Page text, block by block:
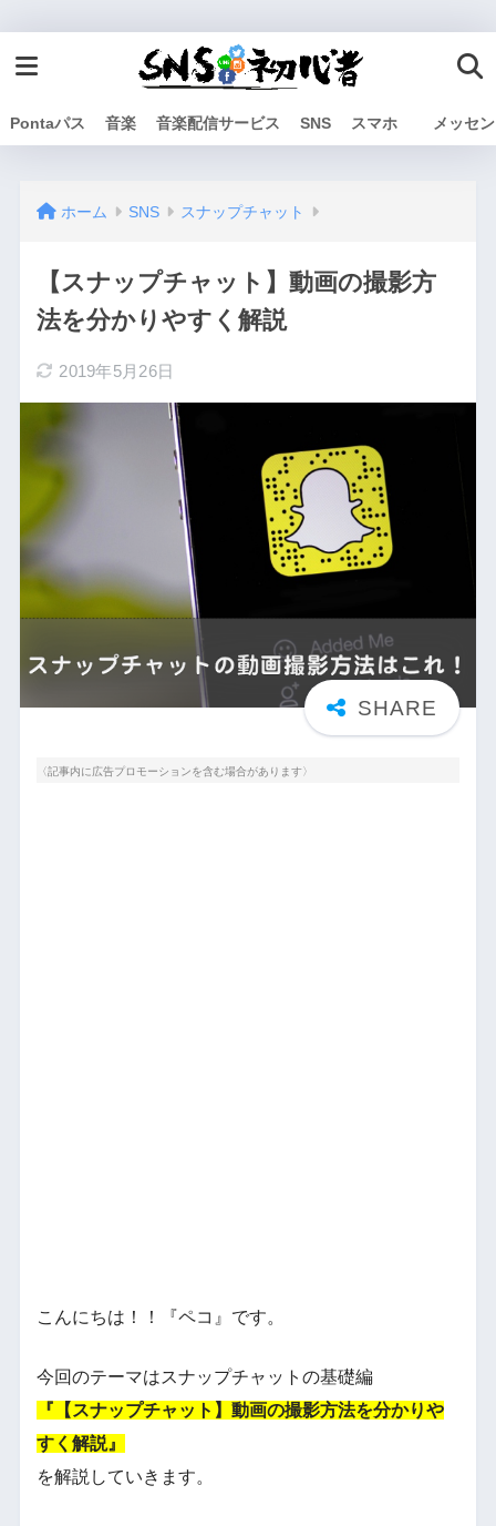
Pontaパス 音楽 音楽配信サービス SNS スマホ メッセ
ホーム SNS スナップチャット
【スナップチャット】動画の撮影方
法を分かりやすく解説
2019年5月26日
〈記事内に広告プロモーションを含む場合があります〉
こんにちは！！『ペコ』です。
今回のテーマはスナップチャットの基礎編
『【スナップチャット】動画の撮影方法を分かりや
すく解説』
を解説していきます。